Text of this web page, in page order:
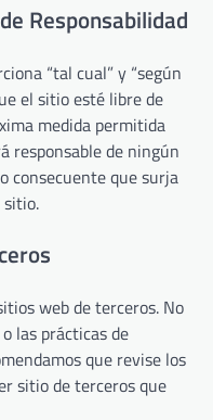
Responsabilidad
“tal cual” y “según
el sitio esté libre de
medida permitida
responsable de ningún
consecuente que surja
sitio.
web de terceros. No
las prácticas de
que revise los
sitio de terceros que